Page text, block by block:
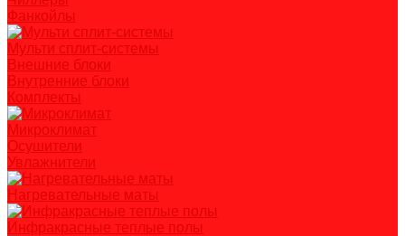
Фанкойлы
Мульти сплит-системы
Внешние блоки
Внутренние блоки
Комплекты
Микроклимат
Осушители
Увлажнители
Нагревательные маты
Инфракрасные теплые полы